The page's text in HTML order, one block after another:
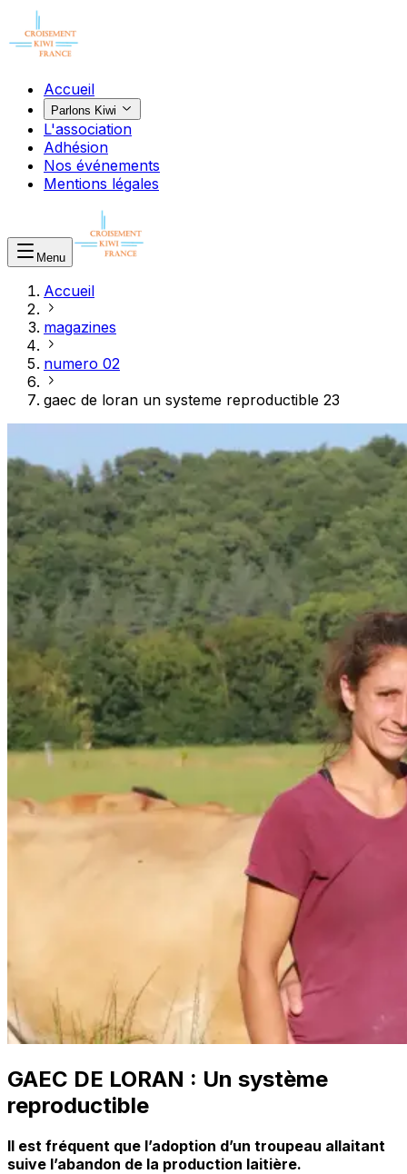
Accueil
Parlons Kiwi
L'association
Adhésion
Nos événements
Mentions légales
Menu
Accueil
magazines
numero 02
gaec de loran un systeme reproductible 23
GAEC DE LORAN : Un système
reproductible
Il est fréquent que l’adoption d’un troupeau allaitant
suive l’abandon de la production laitière.